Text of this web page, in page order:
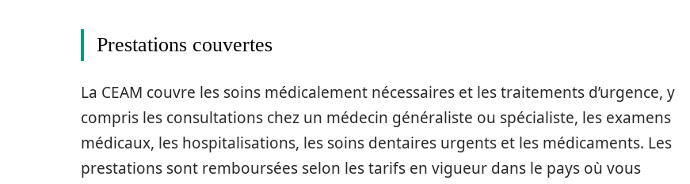
Prestations couvertes
La CEAM couvre les soins médicalement nécessaires et les traitements d’urgence, y
compris les consultations chez un médecin généraliste ou spécialiste, les examens
médicaux, les hospitalisations, les soins dentaires urgents et les médicaments. Les
prestations sont remboursées selon les tarifs en vigueur dans le pays où vous